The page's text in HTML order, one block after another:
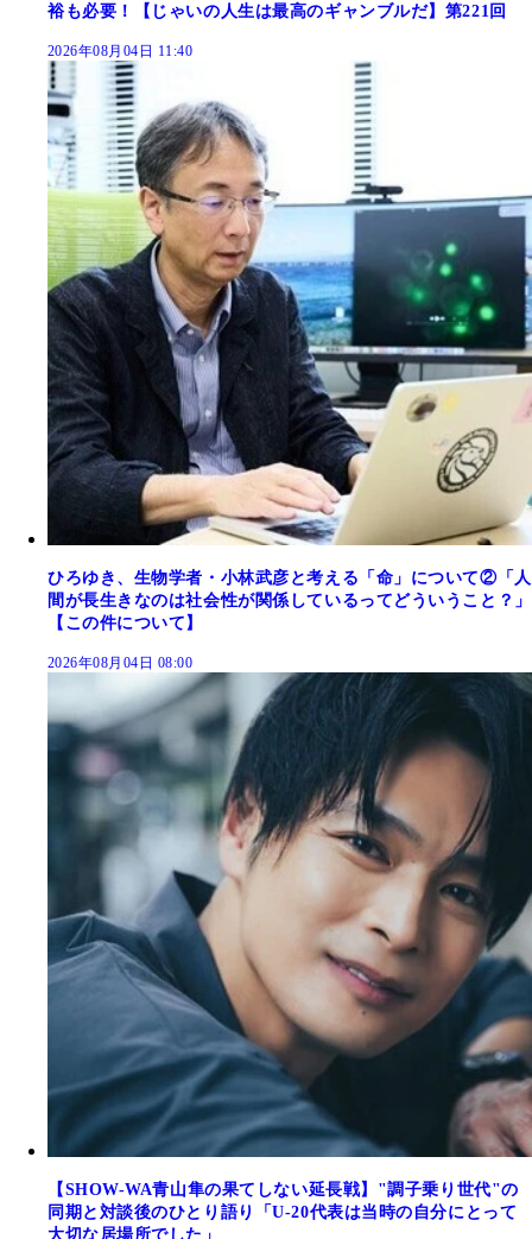
裕も必要！【じゃいの人生は最高のギャンブルだ】第221回
2026年08月04日 11:40
ひろゆき、生物学者・小林武彦と考える「命」について②「人
間が長生きなのは社会性が関係しているってどういうこと？」
【この件について】
2026年08月04日 08:00
【SHOW-WA青山隼の果てしない延長戦】"調子乗り世代"の
同期と対談後のひとり語り「U-20代表は当時の自分にとって
大切な居場所でした」